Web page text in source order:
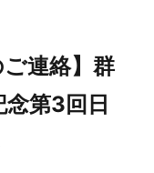
ご連絡】群
第3回日